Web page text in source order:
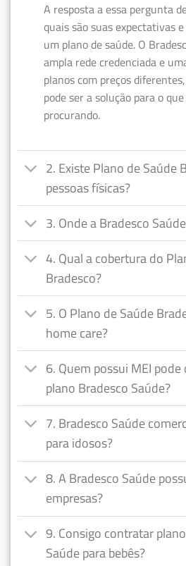
A resposta a essa pergunta
quais são suas expectativas
um plano de saúde. O
ampla rede credenciada e
planos com preços
pode ser a solução para o
procurando.
2. Existe Plano de Saúde
pessoas físicas?
3. Onde a Bradesco
4. Qual a cobertura do
Bradesco?
5. O Plano de Saúde
home care?
6. Quem possui MEI
plano Bradesco Saúde?
7. Bradesco Saúde
para idosos?
8. A Bradesco Saúde
empresas?
9. Consigo contratar
Saúde para bebês?